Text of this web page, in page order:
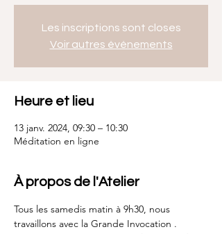
Les inscriptions sont closes
Voir autres événements
Heure et lieu
13 janv. 2024, 09:30 – 10:30
Méditation en ligne
À propos de l'Atelier
Tous les samedis matin à 9h30, nous
travaillons avec la Grande Invocation .